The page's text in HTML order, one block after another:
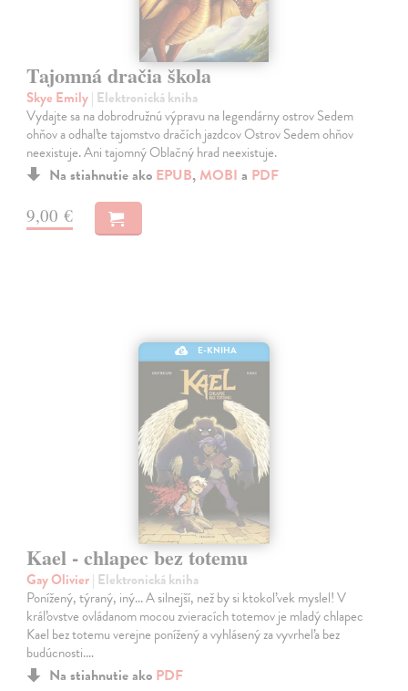
Tajomná dračia škola
Skye Emily| Elektronická kniha
Vydajte sa na dobrodružnú výpravu na legendárny ostrov Sedem
ohňov a odhaľte tajomstvo dračích jazdcov Ostrov Sedem ohňov
neexistuje. Ani tajomný Oblačný hrad neexistuje.
Na stiahnutie ako EPUB, MOBI a PDF
9,00 €
E-KNIHA
Kael - chlapec bez totemu
Gay Olivier| Elektronická kniha
Ponížený, týraný, iný... A silnejší, než by si ktokoľvek myslel! V
kráľovstve ovládanom mocou zvieracích totemov je mladý chlapec
Kael bez totemu verejne ponížený a vyhlásený za vyvrheľa bez
budúcnosti.…
Na stiahnutie ako PDF